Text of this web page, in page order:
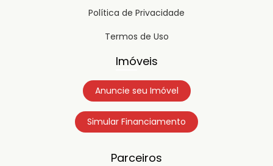
Política de Privacidade
Termos de Uso
Imóveis
Anuncie seu Imóvel
Simular Financiamento
Parceiros